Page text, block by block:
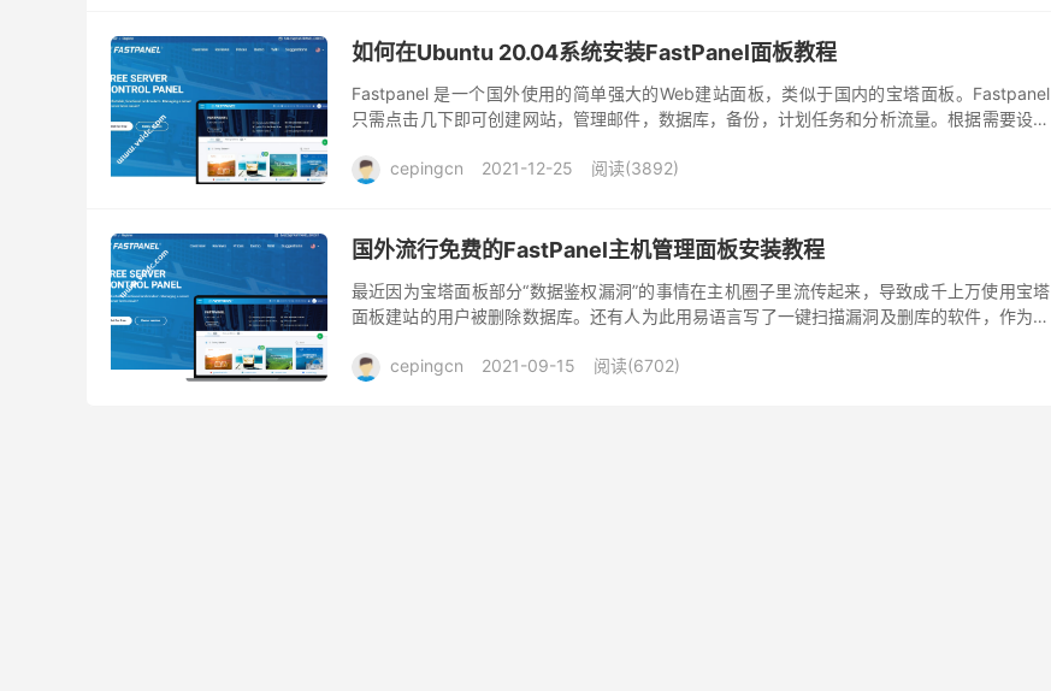
如何在Ubuntu 20.04系统安装FastPanel面板教程
Fastpanel 是一个国外使用的简单强大的Web建站面板，类似于国内的宝塔面板。Fastpanel
只需点击几下即可创建网站，管理邮件，数据库，备份，计划任务和分析流量。根据需要设置
cepingcn
2021-12-25 阅读(3892)
国外流行免费的FastPanel主机管理面板安装教程
最近因为宝塔面板部分“数据鉴权漏洞”的事情在主机圈子里流传起来，导致成千上万使用宝塔
面板建站的用户被删除数据库。还有人为此用易语言写了一键扫描漏洞及删库的软件，作为一
cepingcn
2021-09-15 阅读(6702)